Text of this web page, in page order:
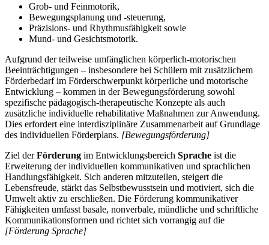
Grob- und Feinmotorik,
Bewegungsplanung und -steuerung,
Präzisions- und Rhythmusfähigkeit sowie
Mund- und Gesichtsmotorik.
Aufgrund der teilweise umfänglichen körperlich-motorischen
Beeinträchtigungen – insbesondere bei Schülern mit zusätzlichem
Förderbedarf im Förderschwerpunkt körperliche und motorische
Entwicklung – kommen in der Bewegungsförderung sowohl
spezifische pädagogisch-therapeutische Konzepte als auch
zusätzliche individuelle rehabilitative Maßnahmen zur Anwendung.
Dies erfordert eine interdisziplinäre Zusammenarbeit auf Grundlage
des individuellen Förderplans. [Bewegungsförderung]
Ziel derFörderung im Entwicklungsbereich Sprache ist die
Erweiterung der individuellen kommunikativen und sprachlichen
Handlungsfähigkeit. Sich anderen mitzuteilen, steigert die
Lebensfreude, stärkt das Selbstbewusstsein und motiviert, sich die
Umwelt aktiv zu erschließen. Die Förderung kommunikativer
Fähigkeiten umfasst basale, nonverbale, mündliche und schriftliche
Kommunikationsformen und richtet sich vorrangig auf die
[Förderung Sprache]